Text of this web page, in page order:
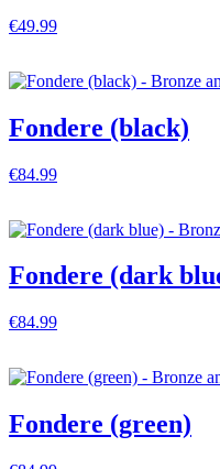
€49.99
Fondere (black)
€84.99
Fondere (dark
€84.99
Fondere (green)